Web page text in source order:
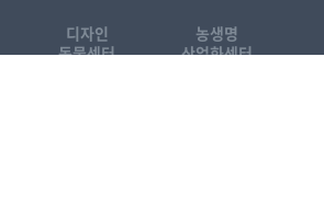
디자인
동물센터
농생명
산업화센터